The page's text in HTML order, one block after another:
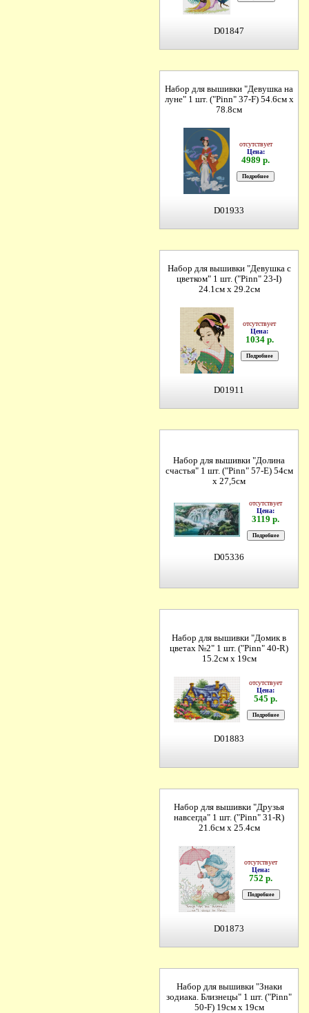
D01847
Набор для вышивки "Девушка на
луне" 1 шт. ("Pinn" 37-F) 54.6см х
78.8см
отсутствует
Цена:
4989 р.
D01933
Набор для вышивки "Девушка с
цветком" 1 шт. ("Pinn" 23-I)
24.1см х 29.2см
отсутствует
Цена:
1034 р.
D01911
Набор для вышивки "Долина
счастья" 1 шт. ("Pinn" 57-Е) 54см
х 27,5см
отсутствует
Цена:
3119 р.
D05336
Набор для вышивки "Домик в
цветах №2" 1 шт. ("Pinn" 40-R)
15.2см х 19см
отсутствует
Цена:
545 р.
D01883
Набор для вышивки "Друзья
навсегда" 1 шт. ("Pinn" 31-R)
21.6см х 25.4см
отсутствует
Цена:
752 р.
D01873
Набор для вышивки "Знаки
зодиака. Близнецы" 1 шт. ("Pinn"
50-F) 19см х 19см